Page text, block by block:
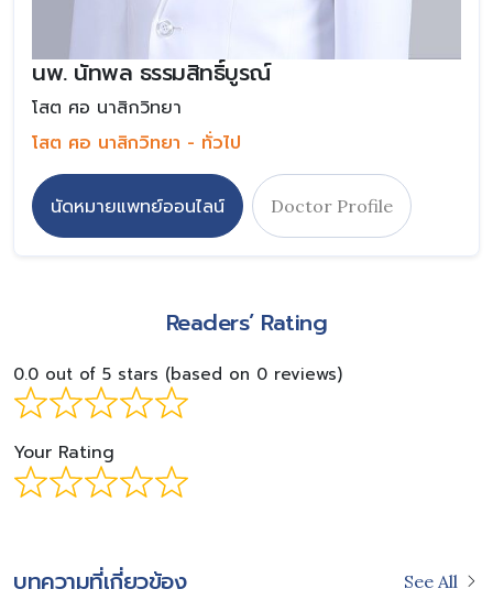
นพ. นัทพล ธรรมสิทธิ์บูรณ์
โสต ศอ นาสิกวิทยา
โสต ศอ นาสิกวิทยา - ทั่วไป
นัดหมายแพทย์ออนไลน์ Doctor Profile
Readers’ Rating
0.0 out of 5 stars (based on 0 reviews)
Your Rating
บทความที่เกี่ยวข้อง See All